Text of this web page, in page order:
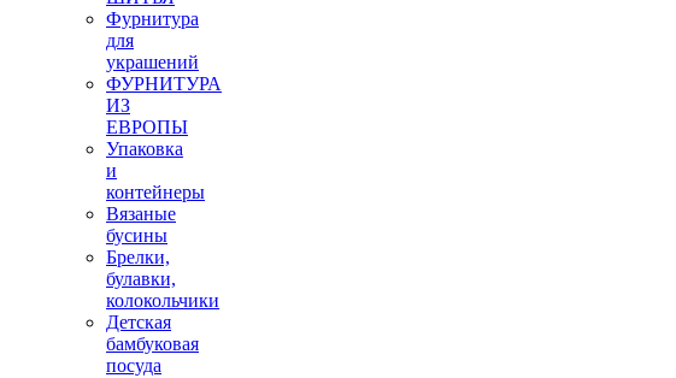
Фурнитура
для
украшений
ФУРНИТУРА
ИЗ
ЕВРОПЫ
Упаковка
и
контейнеры
Вязаные
бусины
Брелки,
булавки,
колокольчики
Детская
бамбуковая
посуда